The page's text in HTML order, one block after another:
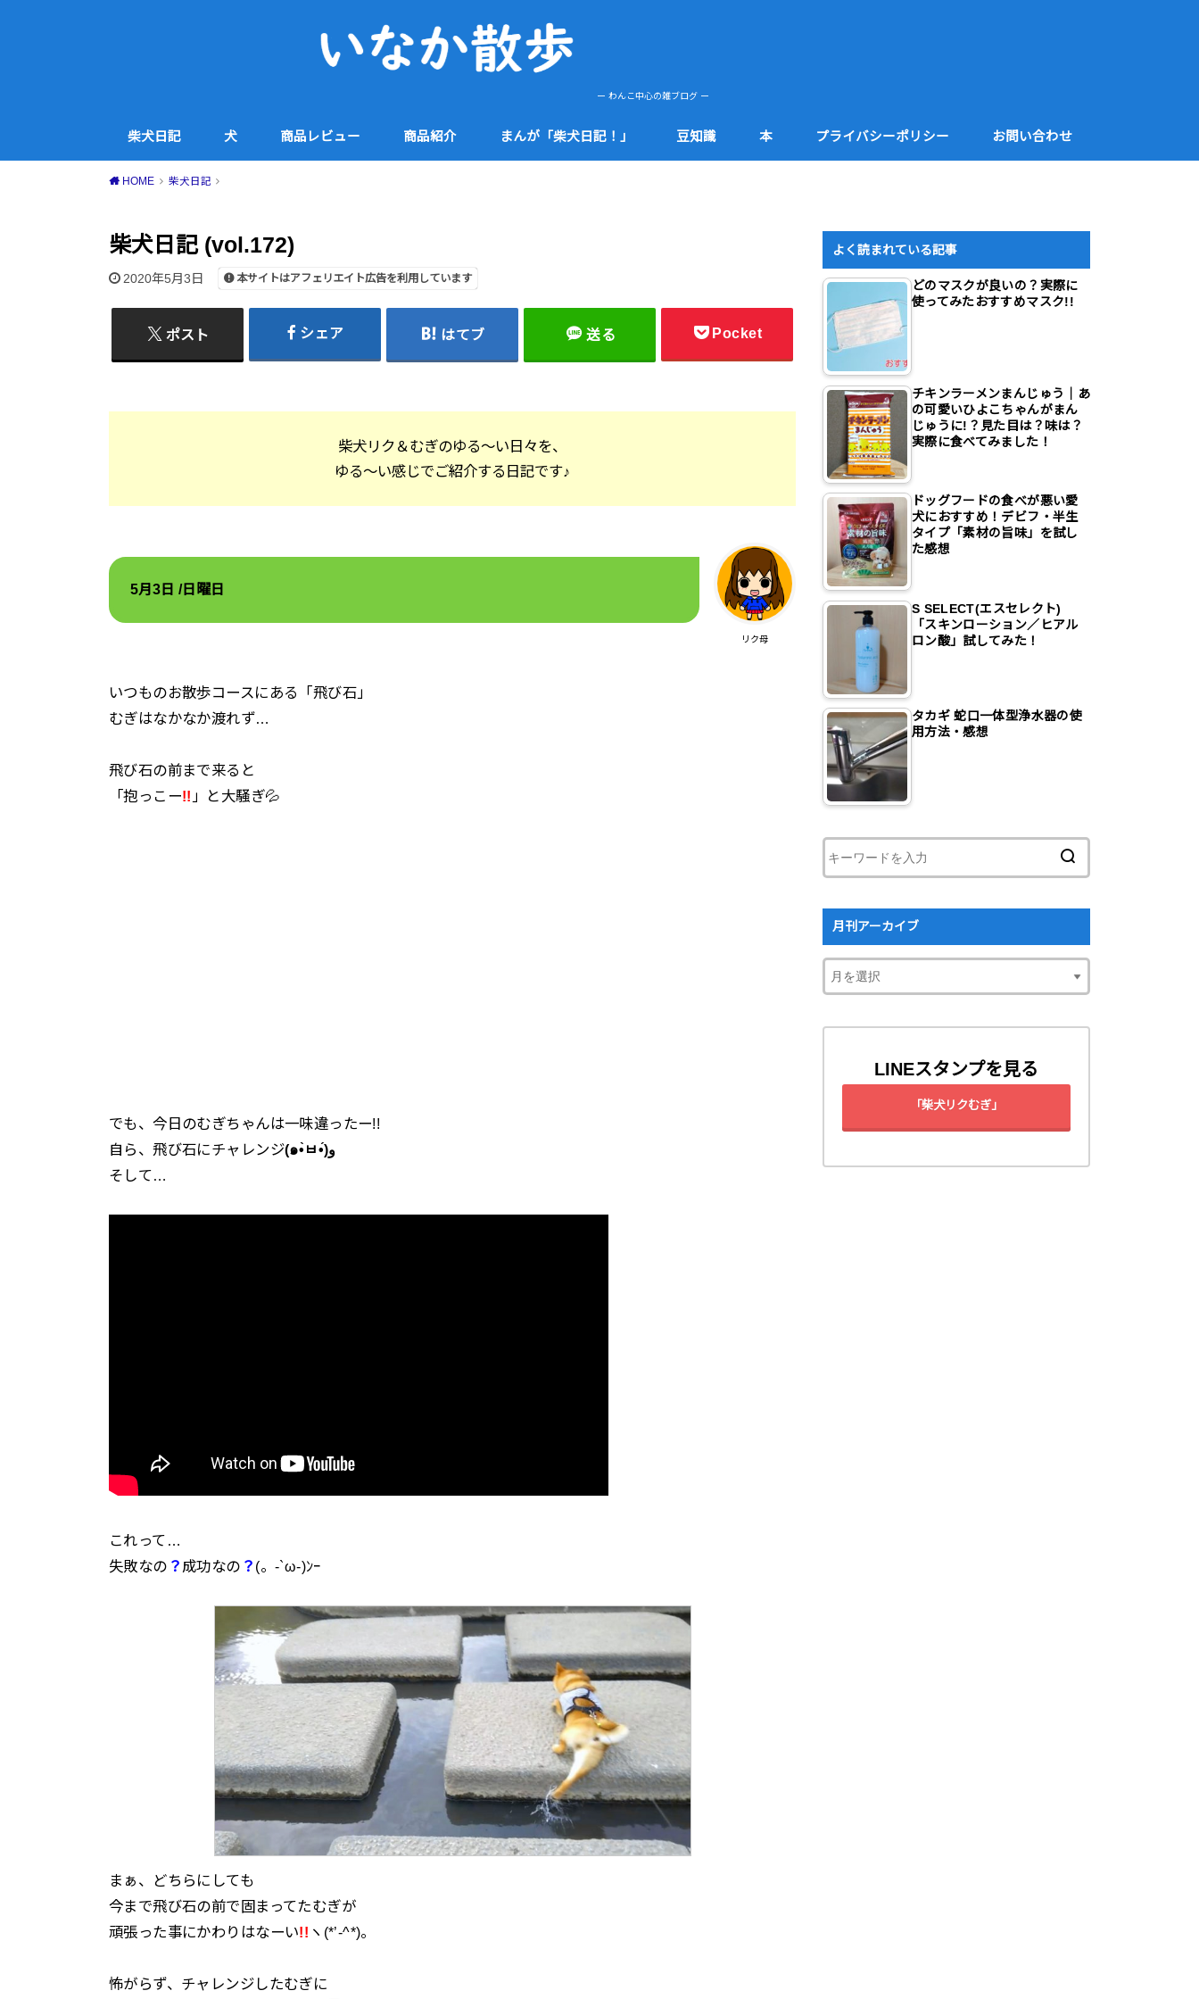
ー わんこ中心の雑ブログ ー
柴犬日記 犬 商品レビュー 商品紹介 まんが「柴犬日記！」 豆知識 本 プライバシーポリシー お問い合わせ
HOME 柴犬日記
柴犬日記 (vol.172)
2020年5月3日 本サイトはアフェリエイト広告を利用しています
ポスト シェア はてブ 送る Pocket
柴犬リク＆むぎのゆる～い日々を、
ゆる～い感じでご紹介する日記です♪
リク母
5月3 日 /日 曜日
いつものお散歩コースにある「飛び石」
むぎはなかなか渡れず…
飛び石の前まで来ると
「抱っこー!! 」と大騒ぎ💦
でも、今日のむぎちゃんは一味違ったー!!
自ら、飛び石にチャレンジ
(๑•̀ㅂ•́)و
そして…
これって…
失敗なの ？ 成功なの ？ (。-`ω-)ﾝｰ
まぁ、どちらにしても
今まで飛び石の前で固まってたむぎが
頑張った事にかわりはなーい!! ヽ(*’-^*)。
怖がらず、チャレンジしたむぎに
よく読まれている記事
どのマスクが良いの？実際に
使ってみたおすすめマスク!!
チキンラーメンまんじゅう｜あ
の可愛いひよこちゃんがまん
じゅうに!？見た目は？味は？
実際に食べてみました！
ドッグフードの食べが悪い愛
犬におすすめ！デビフ・半生
タイプ「素材の旨味」を試し
た感想
S SELECT(エスセレクト)
「スキンローション／ヒアル
ロン酸」試してみた！
タカギ 蛇口一体型浄水器の使
用方法・感想
月刊アーカイブ
LINEスタンプを見る
「柴犬リクむぎ」